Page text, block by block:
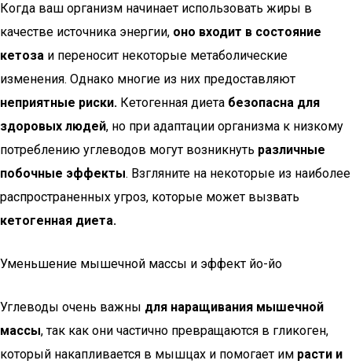
Когда ваш организм начинает использовать жиры в
качестве источника энергии, оно входит в состояние
кетоза и переносит некоторые метаболические
изменения. Однако многие из них предоставляют
неприятные риски. Кетогенная диета безопасна для
здоровых людей, но при адаптации организма к низкому
потреблению углеводов могут возникнуть различные
побочные эффекты. Взгляните на некоторые из наиболее
распространенных угроз, которые может вызвать
кетогенная диета.
Уменьшение мышечной массы и эффект йо-йо
Углеводы очень важны для наращивания мышечной
массы, так как они частично превращаются в гликоген,
который накапливается в мышцах и помогает им расти и